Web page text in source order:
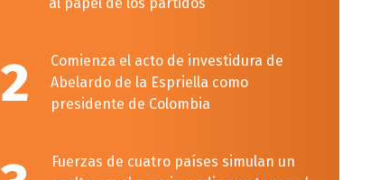
2
Comienza el acto de investidura de
Abelardo de la Espriella como
presidente de Colombia
Fuerzas de cuatro países simulan un